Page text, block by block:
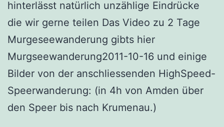
hinterlässt natürlich unzählige Eindrücke
die wir gerne teilen Das Video zu 2 Tage
Murgeseewanderung gibts hier
Murgseewanderung2011-10-16 und einige
Bilder von der anschliessenden HighSpeed-
Speerwanderung: (in 4h von Amden über
den Speer bis nach Krumenau.)